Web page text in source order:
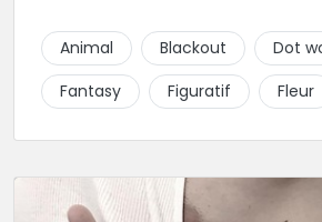
un message ou à l'appeler.
Animal Blackout
Dot
Fantasy
Figuratif Fleur